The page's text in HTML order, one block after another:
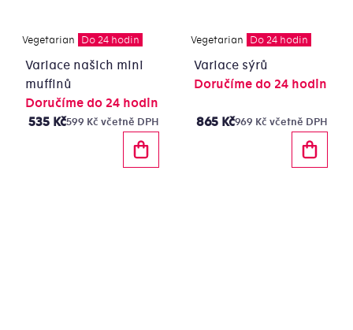
Vegetarian Do 24 hodin
Variace našich mini
muffinů
Doručíme do 24 hodin
599 Kč včetně DPH
535 Kč
Vegetarian Do 24 hodin
Variace sýrů
Doručíme do 24 hodin
969 Kč včetně DPH
865 Kč